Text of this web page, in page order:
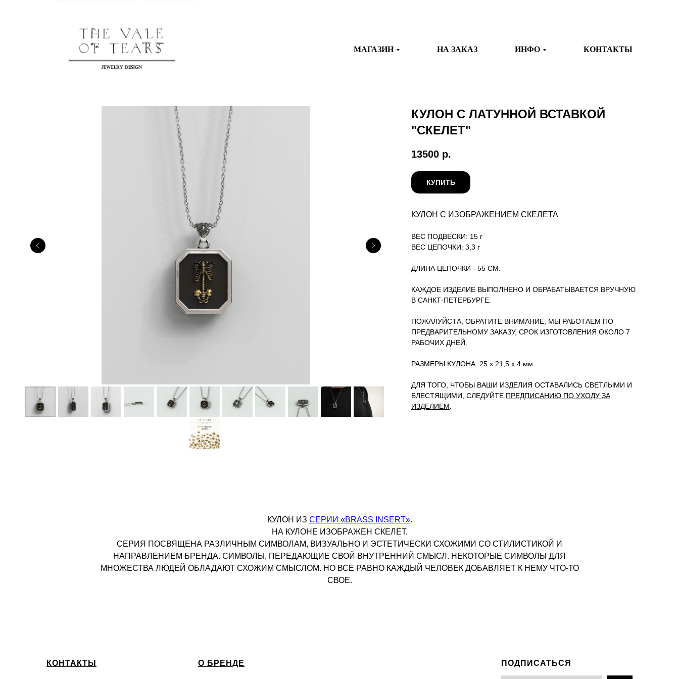
МАГАЗИН НА ЗАКАЗ ИНФО КОНТАКТЫ
КУЛОН С ЛАТУННОЙ ВСТАВКОЙ
"СКЕЛЕТ"
13500 р.
КУПИТЬ
КУЛОН С ИЗОБРАЖЕНИЕМ СКЕЛЕТА
ВЕС ПОДВЕСКИ: 15 г
ВЕС ЦЕПОЧКИ: 3,3 г
ДЛИНА ЦЕПОЧКИ - 55 СМ.
КАЖДОЕ ИЗДЕЛИЕ ВЫПОЛНЕНО И ОБРАБАТЫВАЕТСЯ ВРУЧНУЮ
В САНКТ-ПЕТЕРБУРГЕ.
ПОЖАЛУЙСТА, ОБРАТИТЕ ВНИМАНИЕ, МЫ РАБОТАЕМ ПО
ПРЕДВАРИТЕЛЬНОМУ ЗАКАЗУ, СРОК ИЗГОТОВЛЕНИЯ ОКОЛО 7
РАБОЧИХ ДНЕЙ.
РАЗМЕРЫ КУЛОНА: 25 х 21,5 х 4 мм.
ДЛЯ ТОГО, ЧТОБЫ ВАШИ ИЗДЕЛИЯ ОСТАВАЛИСЬ СВЕТЛЫМИ И
БЛЕСТЯЩИМИ, СЛЕДУЙТЕ ПРЕДПИСАНИЮ ПО УХОДУ ЗА
ИЗДЕЛИЕМ.
КУЛОН ИЗ СЕРИИ «BRASS INSERT».
НА КУЛОНЕ ИЗОБРАЖЕН СКЕЛЕТ.
СЕРИЯ ПОСВЯЩЕНА РАЗЛИЧНЫМ СИМВОЛАМ, ВИЗУАЛЬНО И ЭСТЕТИЧЕСКИ СХОЖИМИ СО СТИЛИСТИКОЙ И
НАПРАВЛЕНИЕМ БРЕНДА. СИМВОЛЫ, ПЕРЕДАЮЩИЕ СВОЙ ВНУТРЕННИЙ СМЫСЛ. НЕКОТОРЫЕ СИМВОЛЫ ДЛЯ
МНОЖЕСТВА ЛЮДЕЙ ОБЛАДАЮТ СХОЖИМ СМЫСЛОМ. НО ВСЕ РАВНО КАЖДЫЙ ЧЕЛОВЕК ДОБАВЛЯЕТ К НЕМУ ЧТО-ТО
СВОЕ.
КОНТАКТЫ О БРЕНДЕ ПОДПИСАТЬСЯ